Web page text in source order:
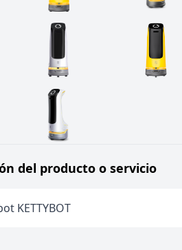
del producto o servicio
KETTYBOT